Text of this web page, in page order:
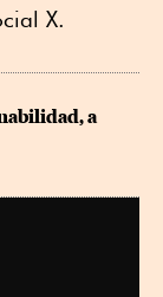
X.
a